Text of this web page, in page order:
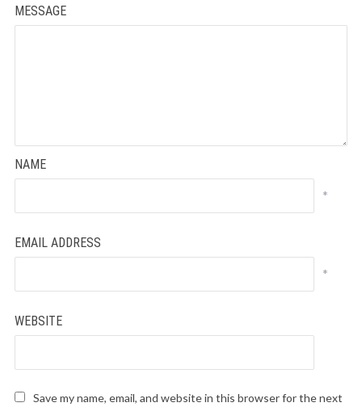
MESSAGE
NAME
*
EMAIL ADDRESS
*
WEBSITE
Save my name, email, and website in this browser for the next